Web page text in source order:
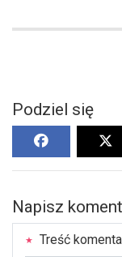
Podziel się
Napisz
Treść